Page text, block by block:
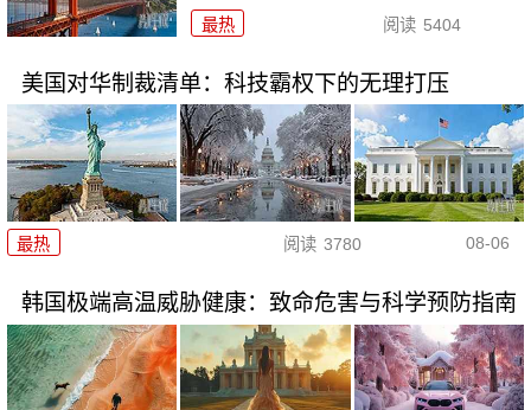
最热 阅读 5404
美国对华制裁清单：科技霸权下的无理打压
最热 阅读 3780 08-06
韩国极端高温威胁健康：致命危害与科学预防指南